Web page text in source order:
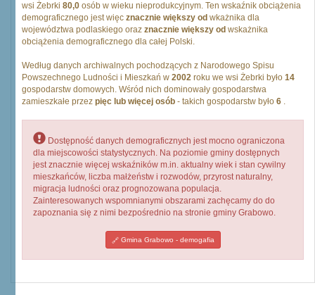
wsi Żebrki 80,0 osób w wieku nieprodukcyjnym. Ten wskaźnik obciążenia
demograficznego jest więc znacznie większy od wkażnika dla
województwa podlaskiego oraz znacznie większy od wskażnika
obciążenia demograficznego dla całej Polski.
Według danych archiwalnych pochodzących z Narodowego Spisu
Powszechnego Ludności i Mieszkań w 2002 roku we wsi Żebrki było 14
gospodarstw domowych. Wśród nich dominowały gospodarstwa
zamieszkałe przez pięc lub więcej osób - takich gospodarstw było 6 .
Dostępność danych demograficznych jest mocno ograniczona
dla miejscowości statystycznych. Na poziomie gminy dostępnych
jest znacznie więcej wskaźników m.in. aktualny wiek i stan cywilny
mieszkańców, liczba małżeństw i rozwodów, przyrost naturalny,
migracja ludności oraz prognozowana populacja.
Zainteresowanych wspomnianymi obszarami zachęcamy do do
zapoznania się z nimi bezpośrednio na stronie gminy Grabowo.
Gmina Grabowo - demogafia